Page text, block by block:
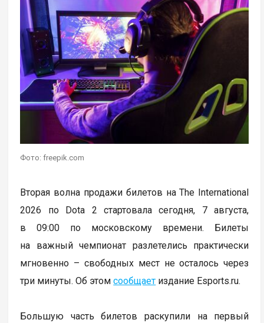
Фото: freepik.com
Вторая волна продажи билетов на The International
2026 по Dota 2 стартовала сегодня, 7 августа,
в 09:00 по московскому времени. Билеты
на важный чемпионат разлетелись практически
мгновенно – свободных мест не осталось через
три минуты. Об этомсообщает издание Esports.ru.
Большую часть билетов раскупили на первый